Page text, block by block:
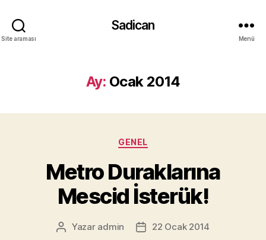
Site araması
Sadican
Menü
Ay: Ocak 2014
Kategoriler
GENEL
Metro Duraklarına
Mescid İsterük!
Yazının
Yazar admin
Yazı22 Ocak 2014